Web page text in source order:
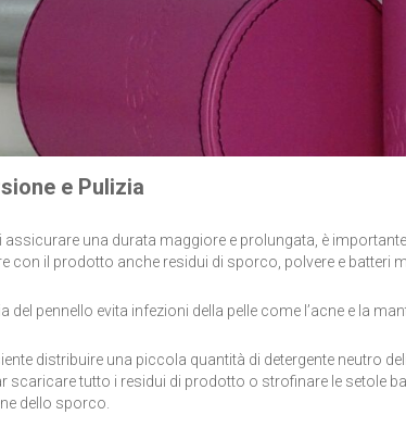
e Pulizia
assicurare una durata maggiore e prolungata, è
con il prodotto anche residui di sporco, polvere e batteri
del pennello evita infezioni della pelle come l’acne e la
distribuire una piccola quantità di detergente neutro
scaricare tutto i residui di prodotto o strofinare le setole
dello sporco.